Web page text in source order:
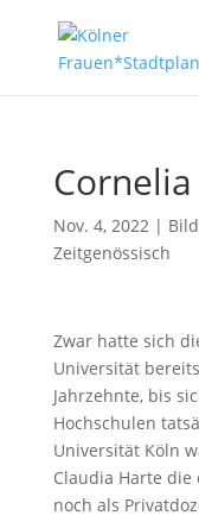
Nov. 4, 2022|
Zeitgenössisch
Zwar hatte sich
Universität
Jahrzehnte, bis
Hochschulen
Universität Köln
Claudia Harte die
noch als